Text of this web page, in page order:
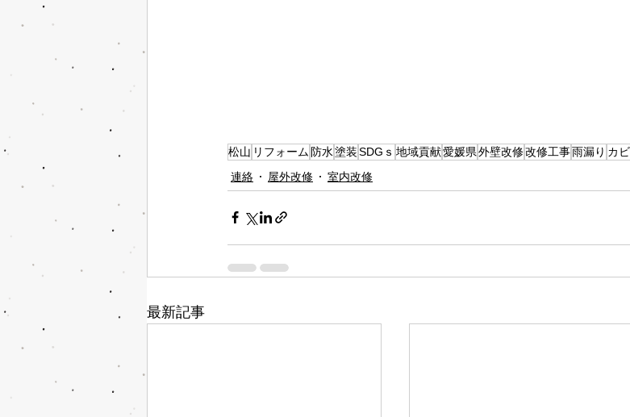
松山 リフォーム 防水塗装SDGｓ 地域貢献愛媛県外壁改修改修工事雨漏り カビ
連絡
屋外改修 室内改修
最新記事